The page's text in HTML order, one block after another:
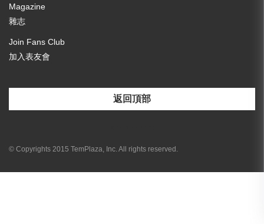
Magazine
雜志
Join Fans Club
加入表友會
返回頂部
© Copyrights 2015 TemPlaza, Inc. All rights reserved.